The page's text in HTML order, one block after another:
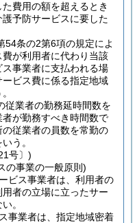
費用の額を超えるとき
予防サービスに要した
条の2第6項の規定によ
が利用者に代わり当該
事業者に支払われる場
ビス費に係る指定地域
業者の勤務延時間数を
が勤務すべき時間数で
従業者の員数を常勤の
う。
号〕)
の事業の一般原則)
ビス事業者は、利用者の
者の立場に立ったサー
。
事業者は、指定地域密着